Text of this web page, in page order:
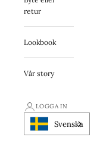
retur
Lookbook
Vår story
LOGGA IN
Svenska